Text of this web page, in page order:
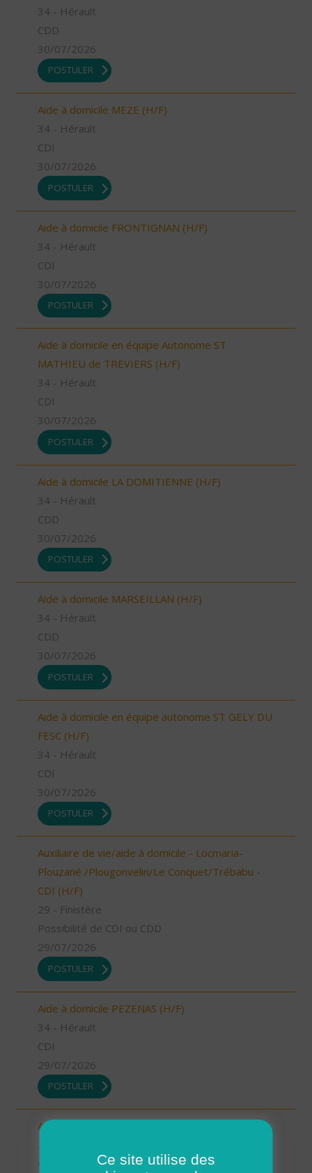
34 - Hérault
CDD
30/07/2026
POSTULER
Aide à domicile MEZE (H/F)
34 - Hérault
CDI
30/07/2026
POSTULER
Aide à domicile FRONTIGNAN (H/F)
34 - Hérault
CDI
30/07/2026
POSTULER
Aide à domicile en équipe Autonome ST
MATHIEU de TREVIERS (H/F)
34 - Hérault
CDI
30/07/2026
POSTULER
Aide à domicile LA DOMITIENNE (H/F)
34 - Hérault
CDD
30/07/2026
POSTULER
Aide à domicile MARSEILLAN (H/F)
34 - Hérault
CDD
30/07/2026
POSTULER
Aide à domicile en équipe autonome ST GELY DU
FESC (H/F)
34 - Hérault
CDI
30/07/2026
POSTULER
Auxiliaire de vie/aide à domicile - Locmaria-
Plouzané /Plougonvelin/Le Conquet/Trébabu -
CDI (H/F)
29 - Finistère
Possibilité de CDI ou CDD
29/07/2026
POSTULER
Aide à domicile PEZENAS (H/F)
34 - Hérault
CDI
29/07/2026
POSTULER
Auxiliaire de vie PEZENAS (H/F)
Ce site utilise des